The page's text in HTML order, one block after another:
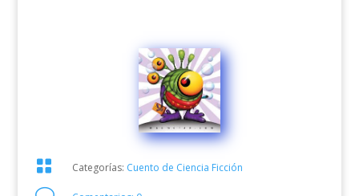
 Categorías: Cuento de Ciencia Ficción